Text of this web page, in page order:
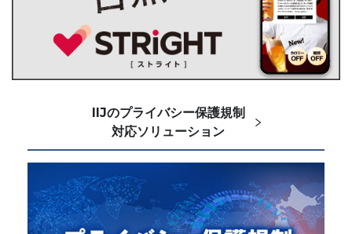
IIJのプライバシー保護規制
対応ソリューション